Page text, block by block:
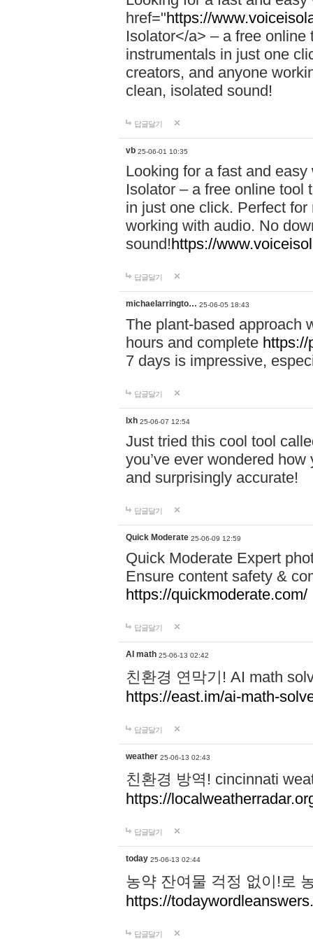
href="https://
Isolator</a> – a free
instrumentals in just one
creators, and anyone
clean, isolated sound!
답글달기
vb 25-06-01 10:35
Looking for a fast and
Isolator – a free online tool
in just one click. Perfect
working with audio. No
sound!https://
답글달기
michaelarringto… 25-06-05 18:43
The plant-based approach
hours and complete https://
7 days is impressive,
답글달기
lxh 25-06-07 12:54
Just tried this cool tool
you’ve ever wondered
and surprisingly accurate!
답글달기
Quick Moderate 25-06-09 12:59
Quick Moderate Expert
Ensure content safety &
https://quickmoderate.com/
답글달기
AI math 25-06-13 02:42
친환경 연막기! AI math
https://east.im/ai-math-
답글달기
weather 25-06-13 02:43
친환경 방역! cincinnati
https://
답글달기
today 25-06-13 02:44
농약 잔여물 걱정 없이!로
https://
답글달기